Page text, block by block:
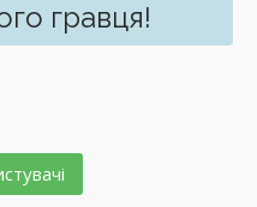
гравця!